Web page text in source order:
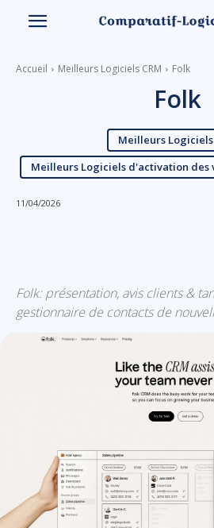
Accueil Meilleurs Logiciels CRM Folk
Folk
Meilleurs Logiciels
Meilleurs Logiciels d'activation des
11/04/2026
Folk: présentation, avis clients &
gestionnaire de contacts de